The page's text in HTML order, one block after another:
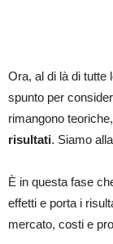
Ora, al di là di tutte
spunto per
rimangono
risultati. Siamo
È in questa fase
effetti e porta i
mercato, costi e